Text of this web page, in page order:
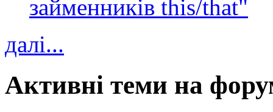
займенників this/that"
далі...
Активні теми на